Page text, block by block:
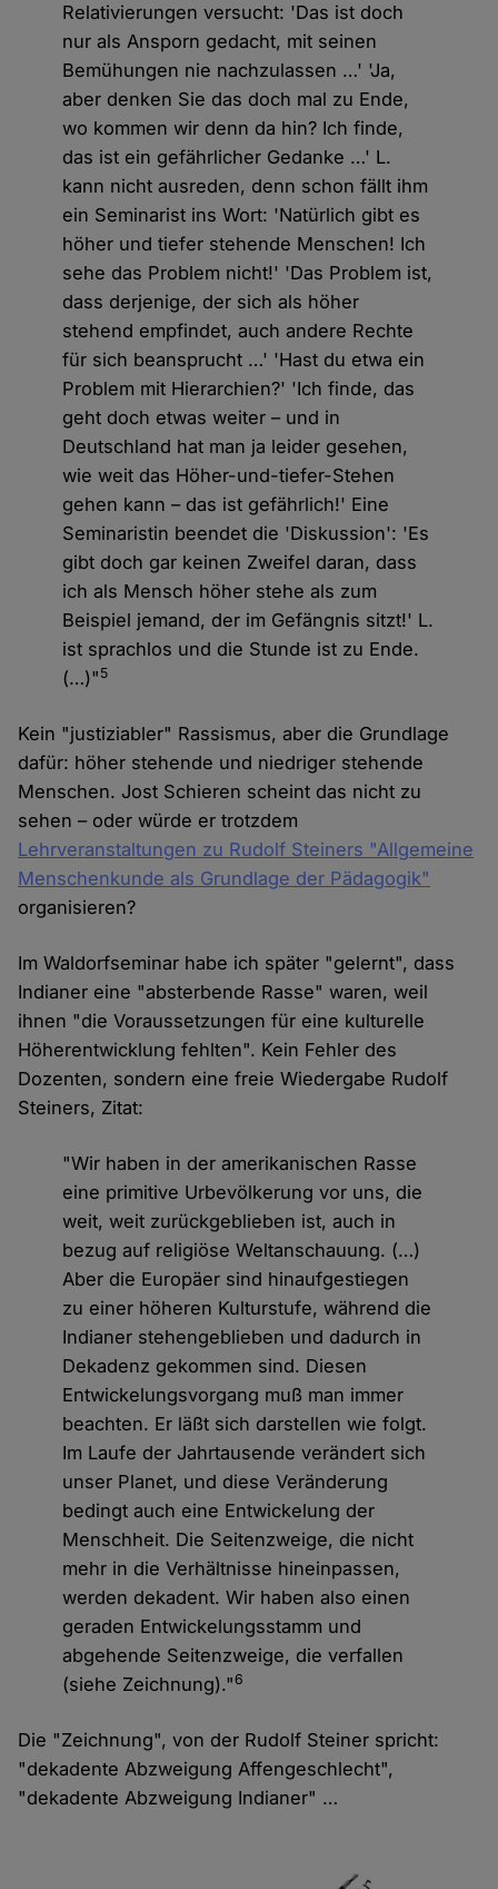
Relativierungen versucht: 'Das ist doch
nur als Ansporn gedacht, mit seinen
Bemühungen nie nachzulassen …' 'Ja,
aber denken Sie das doch mal zu Ende,
wo kommen wir denn da hin? Ich finde,
das ist ein gefährlicher Gedanke …' L.
kann nicht ausreden, denn schon fällt ihm
ein Seminarist ins Wort: 'Natürlich gibt es
höher und tiefer stehende Menschen! Ich
sehe das Problem nicht!' 'Das Problem ist,
dass derjenige, der sich als höher
stehend empfindet, auch andere Rechte
für sich beansprucht …' 'Hast du etwa ein
Problem mit Hierarchien?' 'Ich finde, das
geht doch etwas weiter – und in
Deutschland hat man ja leider gesehen,
wie weit das Höher-und-tiefer-Stehen
gehen kann – das ist gefährlich!' Eine
Seminaristin beendet die 'Diskussion': 'Es
gibt doch gar keinen Zweifel daran, dass
ich als Mensch höher stehe als zum
Beispiel jemand, der im Gefängnis sitzt!' L.
ist sprachlos und die Stunde ist zu Ende.
(…)" 5
Kein "justiziabler" Rassismus, aber die Grundlage
dafür: höher stehende und niedriger stehende
Menschen. Jost Schieren scheint das nicht zu
sehen – oder würde er trotzdem
Lehrveranstaltungen zu Rudolf Steiners "Allgemeine
Menschenkunde als Grundlage der Pädagogik"
organisieren?
Im Waldorfseminar habe ich später "gelernt", dass
Indianer eine "absterbende Rasse" waren, weil
ihnen "die Voraussetzungen für eine kulturelle
Höherentwicklung fehlten". Kein Fehler des
Dozenten, sondern eine freie Wiedergabe Rudolf
Steiners, Zitat:
"Wir haben in der amerikanischen Rasse
eine primitive Urbevölkerung vor uns, die
weit, weit zurückgeblieben ist, auch in
bezug auf religiöse Weltanschauung. (…)
Aber die Europäer sind hinaufgestiegen
zu einer höheren Kulturstufe, während die
Indianer stehengeblieben und dadurch in
Dekadenz gekommen sind. Diesen
Entwickelungsvorgang muß man immer
beachten. Er läßt sich darstellen wie folgt.
Im Laufe der Jahrtausende verändert sich
unser Planet, und diese Veränderung
bedingt auch eine Entwickelung der
Menschheit. Die Seitenzweige, die nicht
mehr in die Verhältnisse hineinpassen,
werden dekadent. Wir haben also einen
geraden Entwickelungsstamm und
abgehende Seitenzweige, die verfallen
(siehe Zeichnung)."6
Die "Zeichnung", von der Rudolf Steiner spricht:
"dekadente Abzweigung Affengeschlecht",
"dekadente Abzweigung Indianer" …